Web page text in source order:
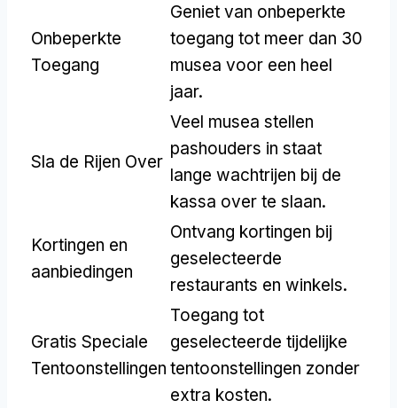
Onbeperkte
Toegang
Geniet van onbeperkte
toegang tot meer dan 30
musea voor een heel
jaar.
Sla de Rijen Over
Veel musea stellen
pashouders in staat
lange wachtrijen bij de
kassa over te slaan.
Kortingen en
aanbiedingen
Ontvang kortingen bij
geselecteerde
restaurants en winkels.
Gratis Speciale
Tentoonstellingen
Toegang tot
geselecteerde tijdelijke
tentoonstellingen zonder
extra kosten.